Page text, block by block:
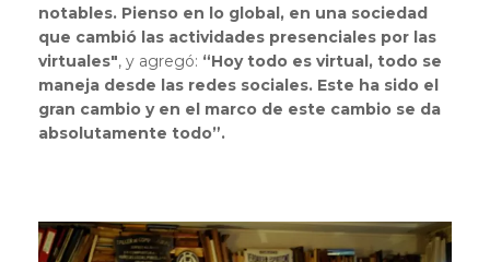
notables. Pienso en lo global, en una sociedad
que cambió las actividades presenciales por las
virtuales", y agregó: “Hoy todo es virtual, todo se
maneja desde las redes sociales. Este ha sido el
gran cambio y en el marco de este cambio se da
absolutamente todo”.